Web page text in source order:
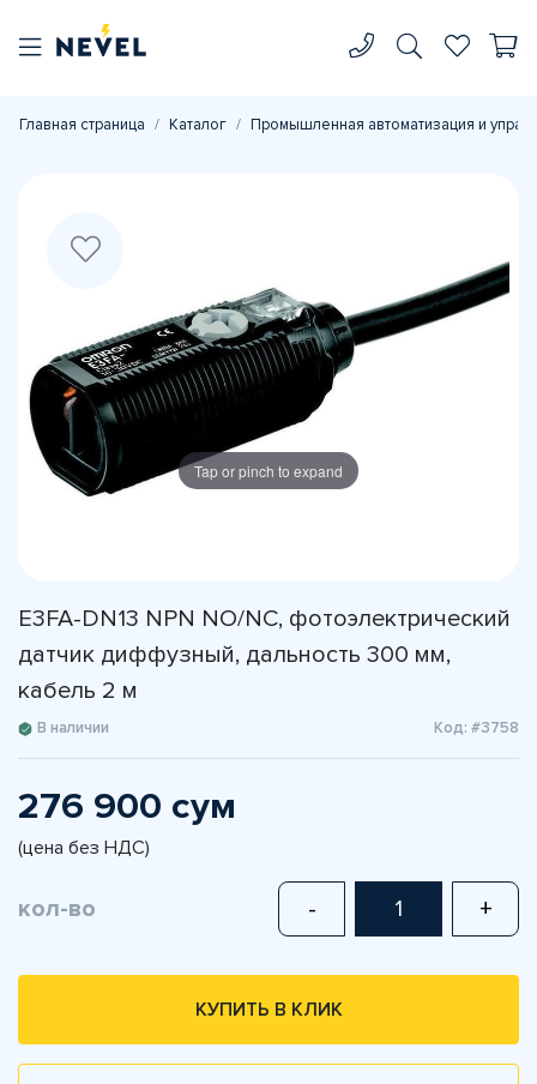
Главная страница Каталог Промышленная автоматизация и
Tap or pinch to expand
E3FA-DN13 NPN NO/NC, фотоэлектрический
датчик диффузный, дальность 300 мм,
кабель 2 м
В наличии Код: #3758
276 900 сум
(цена без НДС)
кол-во - +
КУПИТЬ В КЛИК